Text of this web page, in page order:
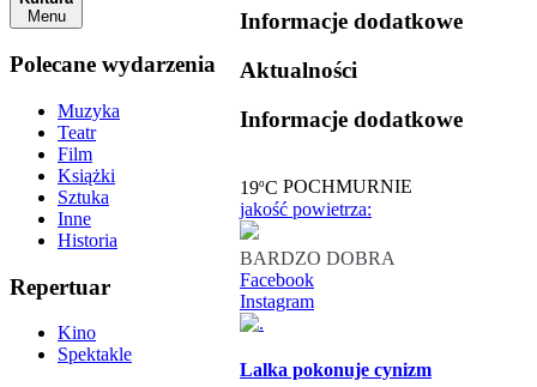
Menu
Polecane wydarzenia
Muzyka
Teatr
Film
Książki
Sztuka
Inne
Historia
Repertuar
Kino
Spektakle
Informacje dodatkowe
Aktualności
Informacje dodatkowe
19oC POCHMURNIE
jakość powietrza:
BARDZO DOBRA
Facebook
Instagram
Lalka pokonuje cynizm